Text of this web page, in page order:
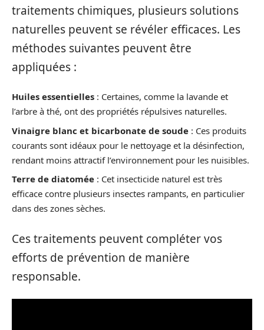
traitements chimiques, plusieurs solutions
naturelles peuvent se révéler efficaces. Les
méthodes suivantes peuvent être
appliquées :
Huiles essentielles : Certaines, comme la lavande et
l’arbre à thé, ont des propriétés répulsives naturelles.
Vinaigre blanc et bicarbonate de soude : Ces produits
courants sont idéaux pour le nettoyage et la désinfection,
rendant moins attractif l’environnement pour les nuisibles.
Terre de diatomée : Cet insecticide naturel est très
efficace contre plusieurs insectes rampants, en particulier
dans des zones sèches.
Ces traitements peuvent compléter vos
efforts de prévention de manière
responsable.